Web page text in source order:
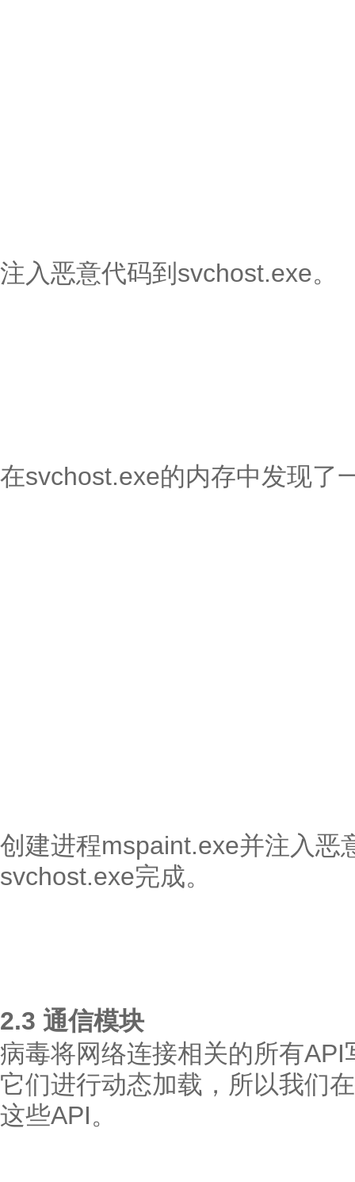
注入恶意代码到svchost.exe。
在svchost.exe的内存中发现了
创建进程mspaint.exe并注入恶
svchost.exe完成。
2.3 通信模块
病毒将网络连接相关的所有
它们进行动态加载，所以我们
这些API。